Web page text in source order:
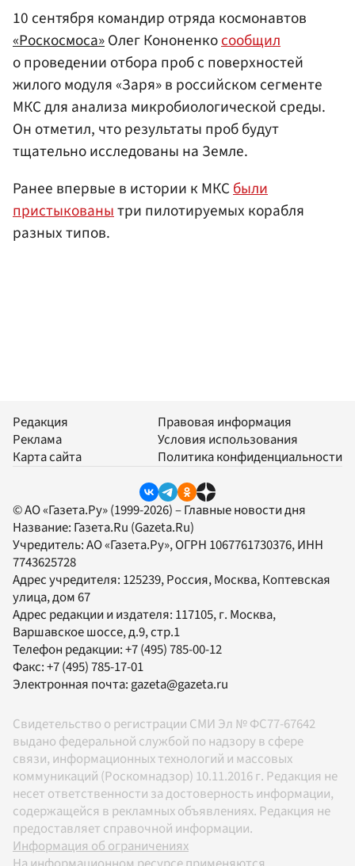
10 сентября командир отряда космонавтов
«Роскосмоса»Олег Кононенкосообщил
о проведении отбора проб с поверхностей
жилого модуля «Заря» в российском сегменте
МКС для анализа микробиологической среды.
Он отметил, что результаты проб будут
тщательно исследованы на Земле.
Ранее впервые в истории к МКСбыли
пристыкованытри пилотируемых корабля
разных типов.
Редакция
Реклама
Карта сайта
Правовая информация
Условия использования
Политика конфиденциальности
© АО «Газета.Ру» (1999-2026) – Главные новости дня
Название: Газета.Ru (Gazeta.Ru)
Учредитель:АО «Газета.Ру», ОГРН 1067761730376, ИНН
7743625728
Адрес учредителя: 125239, Россия, Москва, Коптевская
улица, дом 67
Адрес редакции и издателя: 117105, г. Москва,
Варшавское шоссе, д.9, стр.1
Телефон редакции:+7 (495) 785-00-12
Факс:+7 (495) 785-17-01
Электронная почта: gazeta@gazeta.ru
Свидетельство о регистрации СМИ Эл № ФС77-67642
выдано федеральной службой по надзору в сфере
связи, информационных технологий и массовых
коммуникаций (Роскомнадзор) 10.11.2016 г. Редакция не
несет ответственности за достоверность информации,
содержащейся в рекламных объявлениях. Редакция не
предоставляет справочной информации.
Информация об ограничениях